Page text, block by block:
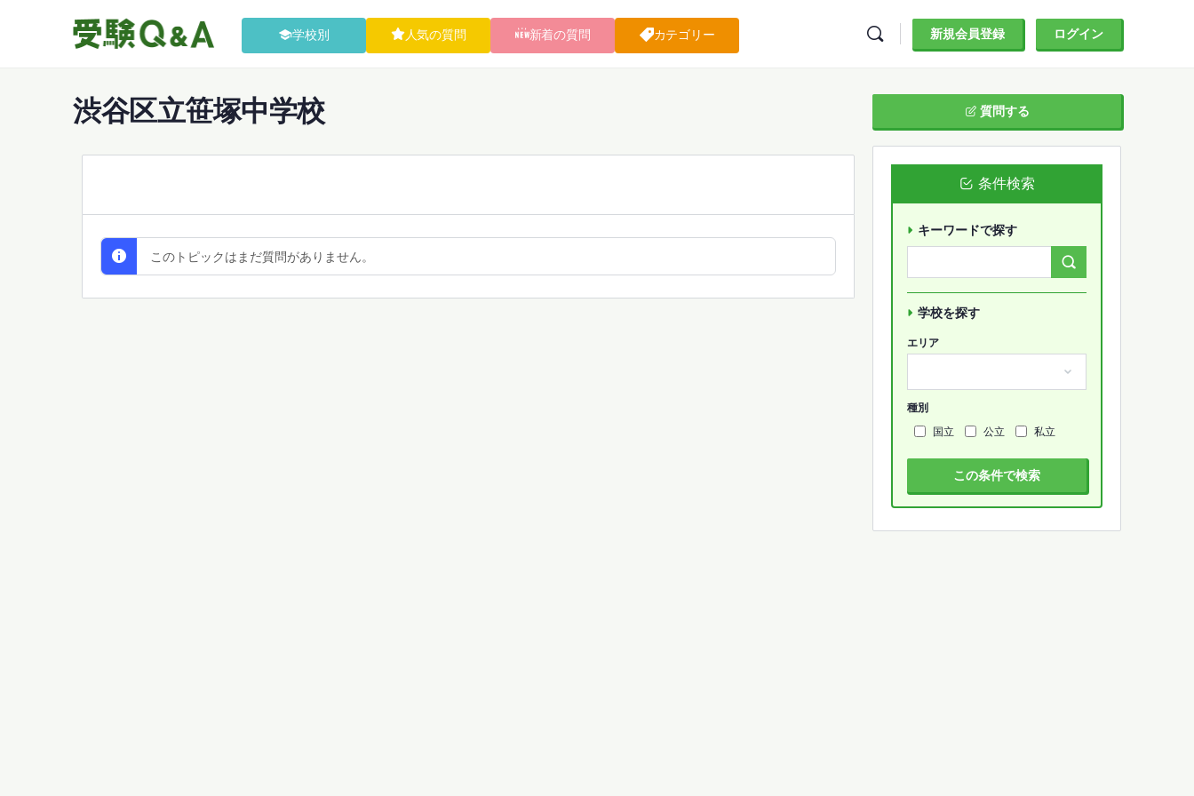
学校別 人気の質問 新着の質問 カテゴリー 新規会員登録 ログイン
渋谷区立笹塚中学校
このトピックはまだ質問がありません。
質問する
条件検索
キーワードで探す
学校を探す
エリア
種別
国立
公立 私立
この条件で検索